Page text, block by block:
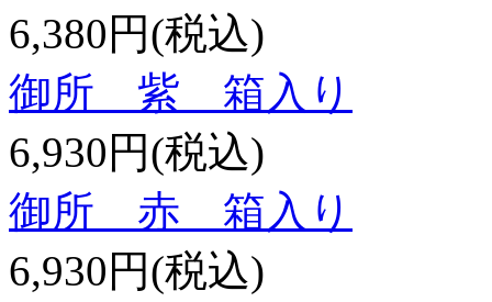
6,380円(税込)
御所 紫 箱入り
6,930円(税込)
御所 赤 箱入り
6,930円(税込)